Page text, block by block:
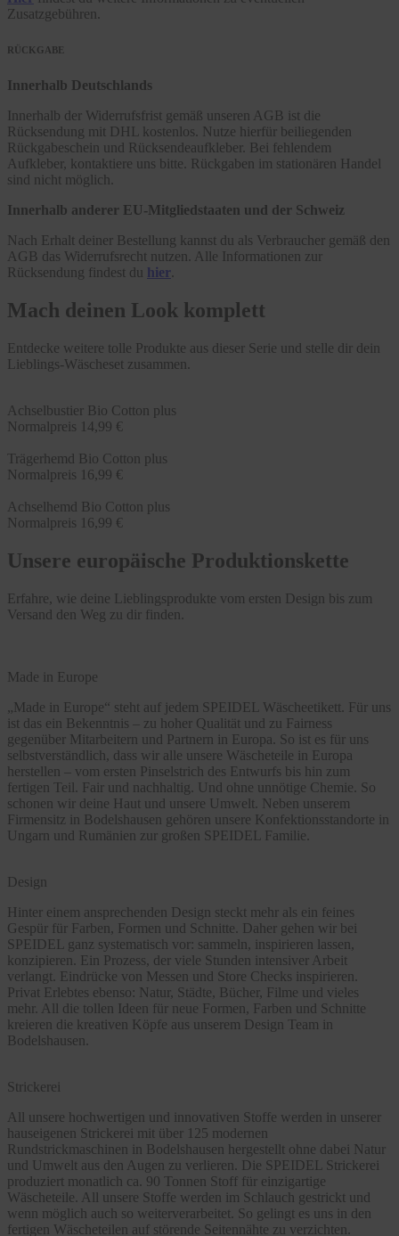
Zusatzgebühren.
RÜCKGABE
Innerhalb Deutschlands
Innerhalb der Widerrufsfrist gemäß unseren AGB ist die
Rücksendung mit DHL kostenlos. Nutze hierfür beiliegenden
Rückgabeschein und Rücksendeaufkleber. Bei fehlendem
Aufkleber, kontaktiere uns bitte. Rückgaben im stationären Handel
sind nicht möglich.
Innerhalb anderer EU-Mitgliedstaaten und der Schweiz
Nach Erhalt deiner Bestellung kannst du als Verbraucher gemäß den
AGB das Widerrufsrecht nutzen. Alle Informationen zur
Rücksendung findest du hier
Mach deinen Look komplett
Entdecke weitere tolle Produkte aus dieser Serie und stelle dir dein
Lieblings-Wäscheset zusammen.
Achselbustier Bio Cotton plus
Normalpreis 14,99 €
Trägerhemd Bio Cotton plus
Normalpreis 16,99 €
Achselhemd Bio Cotton plus
Normalpreis 16,99 €
Unsere europäische Produktionskette
Erfahre, wie deine Lieblingsprodukte vom ersten Design bis zum
Versand den Weg zu dir finden.
Made in Europe
„Made in Europe“ steht auf jedem SPEIDEL Wäscheetikett. Für uns
ist das ein Bekenntnis – zu hoher Qualität und zu Fairness
gegenüber Mitarbeitern und Partnern in Europa. So ist es für uns
selbstverständlich, dass wir alle unsere Wäscheteile in Europa
herstellen – vom ersten Pinselstrich des Entwurfs bis hin zum
fertigen Teil. Fair und nachhaltig. Und ohne unnötige Chemie. So
schonen wir deine Haut und unsere Umwelt. Neben unserem
Firmensitz in Bodelshausen gehören unsere Konfektionsstandorte in
Ungarn und Rumänien zur großen SPEIDEL Familie.
Design
Hinter einem ansprechenden Design steckt mehr als ein feines
Gespür für Farben, Formen und Schnitte. Daher gehen wir bei
SPEIDEL ganz systematisch vor: sammeln, inspirieren lassen,
konzipieren. Ein Prozess, der viele Stunden intensiver Arbeit
verlangt. Eindrücke von Messen und Store Checks inspirieren.
Privat Erlebtes ebenso: Natur, Städte, Bücher, Filme und vieles
mehr. All die tollen Ideen für neue Formen, Farben und Schnitte
kreieren die kreativen Köpfe aus unserem Design Team in
Bodelshausen.
Strickerei
All unsere hochwertigen und innovativen Stoffe werden in unserer
hauseigenen Strickerei mit über 125 modernen
Rundstrickmaschinen in Bodelshausen hergestellt ohne dabei Natur
und Umwelt aus den Augen zu verlieren. Die SPEIDEL Strickerei
produziert monatlich ca. 90 Tonnen Stoff für einzigartige
Wäscheteile. All unsere Stoffe werden im Schlauch gestrickt und
wenn möglich auch so weiterverarbeitet. So gelingt es uns in den
fertigen Wäscheteilen auf störende Seitennähte zu verzichten.